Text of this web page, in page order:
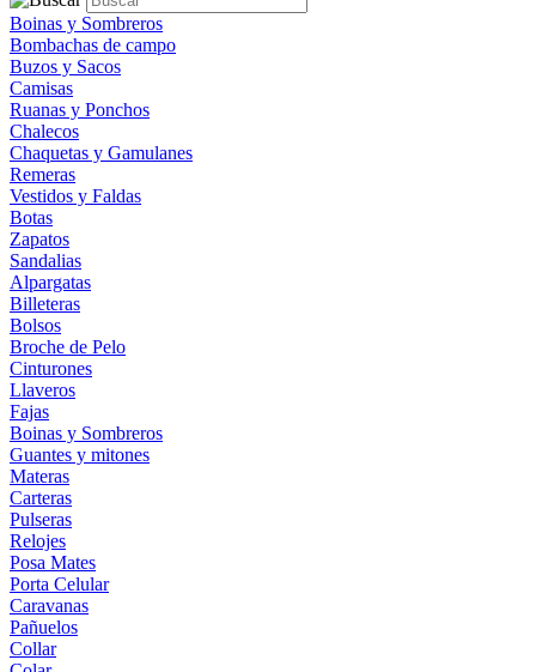
Boinas y Sombreros
Bombachas de campo
Buzos y Sacos
Camisas
Ruanas y Ponchos
Chalecos
Chaquetas y Gamulanes
Remeras
Vestidos y Faldas
Botas
Zapatos
Sandalias
Alpargatas
Billeteras
Bolsos
Broche de Pelo
Cinturones
Llaveros
Fajas
Boinas y Sombreros
Guantes y mitones
Materas
Carteras
Pulseras
Relojes
Posa Mates
Porta Celular
Caravanas
Pañuelos
Collar